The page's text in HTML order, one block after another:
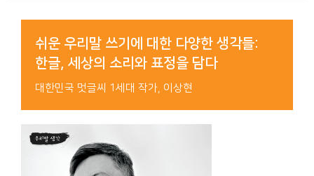
쉬운 우리말 쓰기에 대한 다양한 생각들:
한글, 세상의 소리와 표정을 담다
대한민국 멋글씨 1세대 작가, 이상현